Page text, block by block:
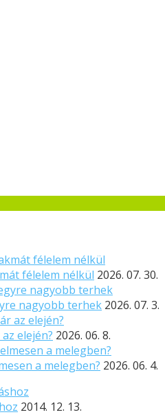
félelem nélkül 2026. 07. 30.
nagyobb terhek 2026. 07. 3.
elején? 2026. 06. 8.
a melegben? 2026. 06. 4.
2014. 12. 13.